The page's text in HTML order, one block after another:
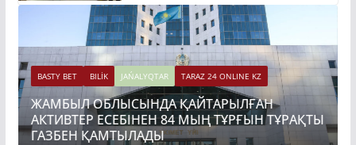
BASTY BET BILİK JAŃALYQTAR TARAZ 24 ONLINE KZ
ЖАМБЫЛ ОБЛЫСЫНДА ҚАЙТАРЫЛҒАН
АКТИВТЕР ЕСЕБІНЕН 84 МЫҢ ТҰРҒЫН ТҰРАҚТЫ
ГАЗБЕН ҚАМТЫЛАДЫ